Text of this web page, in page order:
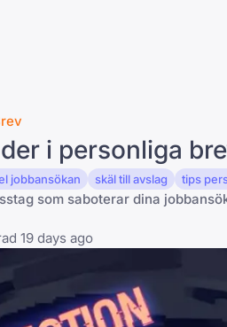
i personliga
jobbansökan skäl till avslag tips
som saboterar dina
19 days ago